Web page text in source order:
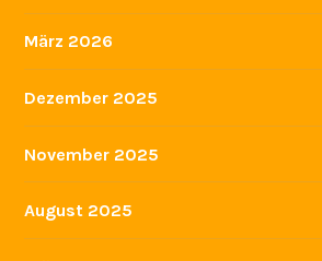
WIR SIND EINE
KONTAKT
IMPRESSUM